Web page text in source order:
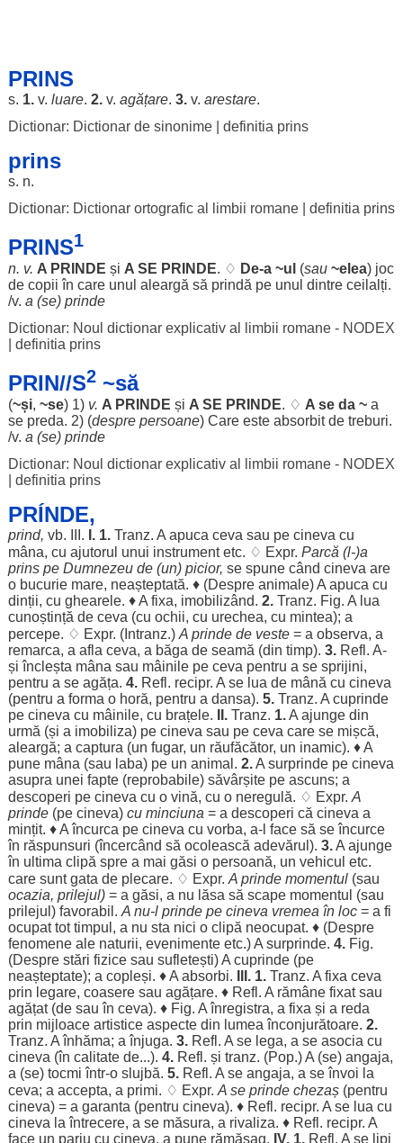
PRINS
s. 1.v. luare. 2.v. agățare. 3.v. arestare.
Dictionar: Dictionar de sinonime| definitia prins
prins
s. n.
Dictionar: Dictionar ortografic al limbii romane| definitia prins
PRINS1
n. v. A PRINDE și A SE PRINDE. ♢ De-a ~ul (sau ~elea) joc
de copii în care unul aleargă să prindă pe unul dintre ceilalți.
/v. a (se) prinde
Dictionar: Noul dictionar explicativ al limbii romane - NODEX
definitia prins
PRIN//S2~să
(~și, ~se) 1)v. A PRINDE și A SE PRINDE. ♢ A se da ~ a
se preda. 2) (despre persoane) Care este absorbitde treburi.
/v. a (se) prinde
Dictionar: Noul dictionar explicativ al limbii romane - NODEX
definitia prins
PRÍNDE,
prind, vb. III. I. 1.Tranz. A apuca ceva sau pe cineva cu
mâna, cu ajutorul unui instrumentetc. ♢ Expr. Parcă (l-)a
prins pe Dumnezeude (un) picior, se spune când cineva are
o bucurie mare, neașteptată. ♦ (Despre animale) A apuca cu
dinții, cu ghearele. ♦ A fixa, imobilizând. 2.Tranz. Fig. A lua
cunoștință de ceva (cu ochii, cu urechea, cu mintea); a
percepe. ♢ Expr. (Intranz.) A prindede veste= a observa, a
remarca, a afla ceva, a băga de seamă (din timp). 3.Refl. A-
șiîncleșta mâna sau mâinilepe ceva pentru a se sprijini,
pentru a se agăța. 4.Refl. recipr. A se lua de mână cu cineva
(pentru a forma o horă, pentru a dansa). 5.Tranz. A cuprinde
pe cineva cu mâinile, cu brațele. II.Tranz. 1.A ajungedin
urmă (și a imobiliza) pe cineva sau pe ceva care se mișcă,
aleargă; a captura (un fugar, un răufăcător, un inamic). ♦ A
pune mâna (sau laba) pe un animal . 2.A surprindepe cineva
asupra unei fapte(reprobabile) săvârșitepe ascuns; a
descoperi pe cineva cu o vină, cu o neregulă. ♢ Expr. A
prinde(pe cineva) cu minciuna = a descoperi că cineva a
mințit. ♦ Aîncurca pe cineva cu vorba, a-l facesă seîncurce
în răspunsuri (încercând să ocolească adevărul ). 3.A ajunge
în ultima clipă sprea mai găsi o persoană, un vehicul etc.
care sunt gata de plecare. ♢ Expr. A prinde momentul(sau
ocazia, prilejul)= a găsi, a nu lăsa să scape momentul (sau
prilejul ) favorabil . A nu-l prindepe cineva vremea în loc= a fi
ocupattottimpul , a nu sta nici o clipă neocupat. ♦ (Despre
fenomene ale naturii, evenimenteetc.) A surprinde. 4.Fig.
(Despre stări fizicesau sufletești) A cuprinde(pe
neașteptate); a copleși. ♦ A absorbi. III. 1.Tranz. A fixa ceva
prin legare, coaseresau agățare. ♦ Refl. A rămâne fixatsau
agățat(de sau în ceva). ♦ Fig. Aînregistra, a fixa și a reda
prin mijloace artistice aspectedin lumea înconjurătoare. 2.
Tranz. Aînhăma; aînjuga. 3.Refl. A se lega, a se asocia cu
cineva (în calitatede...). 4.Refl. și tranz. (Pop.) A (se) angaja,
a (se) tocmi într-o slujbă. 5.Refl. A se angaja, a seînvoi la
ceva; a accepta, a primi. ♢ Expr. A se prinde chezaș(pentru
cineva) = a garanta (pentru cineva). ♦ Refl. recipr. A se lua cu
cineva laîntrecere, a se măsura, a rivaliza. ♦ Refl. recipr. A
faceun pariu cu cineva, a pune rămășag. IV. 1.Refl. A se lipi